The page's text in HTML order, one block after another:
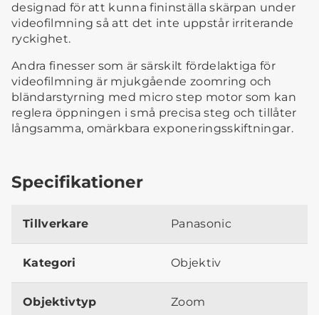
designad för att kunna fininställa skärpan under
videofilmning så att det inte uppstår irriterande
ryckighet.
Andra finesser som är särskilt fördelaktiga för
videofilmning är mjukgående zoomring och
bländarstyrning med micro step motor som kan
reglera öppningen i små precisa steg och tillåter
långsamma, omärkbara exponeringsskiftningar.
Specifikationer
Tillverkare Panasonic
Kategori Objektiv
Objektivtyp Zoom